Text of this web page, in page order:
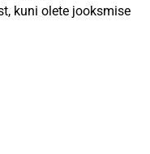
kuni olete jooksmise